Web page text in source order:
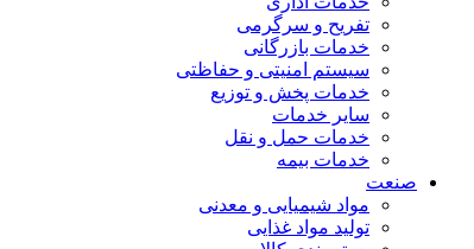
تفریح و سرگرمی
خدمات بازرگانی
سیستم امنیتی و حفاظتی
خدمات پخش و توزیع
سایر خدمات
خدمات حمل و نقل
خدمات بیمه
صنعت
مواد شیمیایی و معدنی
تولید مواد غذایی